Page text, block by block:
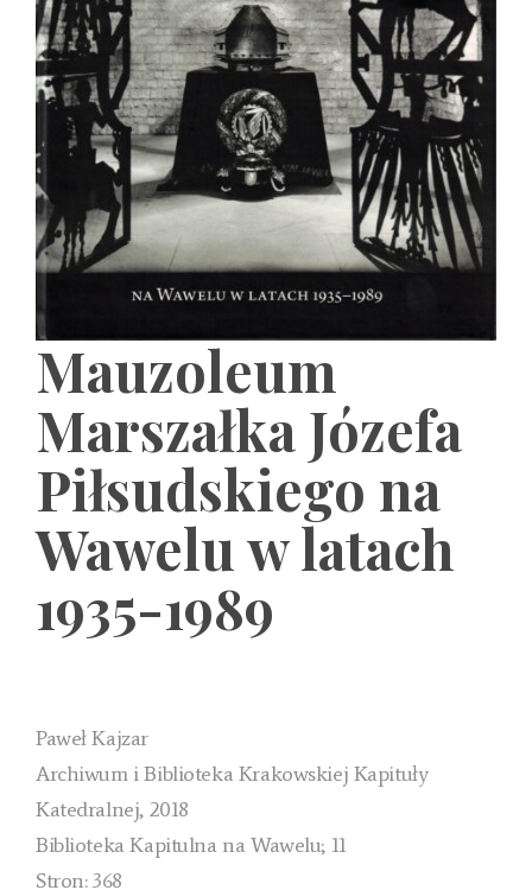
Mauzoleum
Marszałka Józefa
Piłsudskiego na
Wawelu w latach
1935-1989
Paweł Kajzar
Archiwum i Biblioteka Krakowskiej Kapituły
Katedralnej, 2018
Biblioteka Kapitulna na Wawelu; 11
Stron: 368